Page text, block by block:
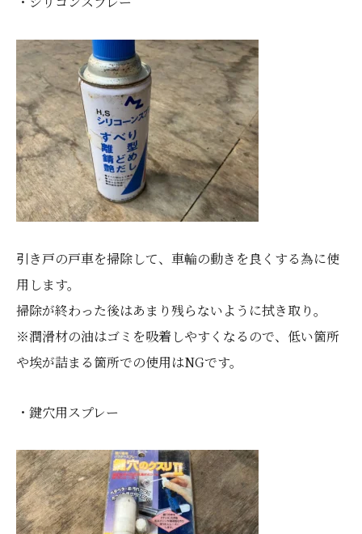
引き戸の戸車を掃除して、車輪の動きを良くする為に使
用します。
掃除が終わった後はあまり残らないように拭き取り。
※潤滑材の油はゴミを吸着しやすくなるので、低い箇所
や埃が詰まる箇所での使用はNGです。
・鍵穴用スプレー